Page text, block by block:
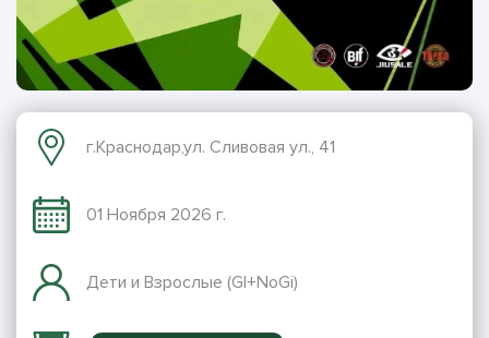
г.Краснодар,ул. Сливовая ул., 41
01 Ноября 2026 г.
Дети и Взрослые (GI+NoGi)